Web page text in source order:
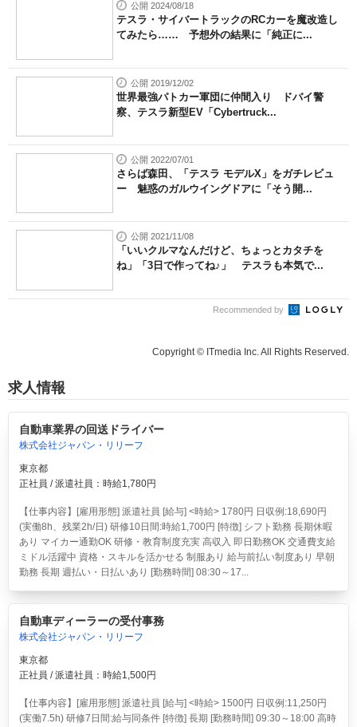
公開 2024/08/18
テスラ・サイバートラックのRCカーを魔改造し
てみたら…… 予想外の結果に「純正に...
公開 2019/12/02
世界最強パトカー軍団に仲間入り ドバイ警
察、テスラ新型EV「Cybertruck...
公開 2022/07/01
さらば森田、「テスラ モデルX」をガチレビュ
ー 魅惑のガルウイングドアに「そう開...
公開 2021/11/08
「いいクルマなんだけど、ちょっとカタチを
ね」「3日で作ってね♪」 テスラも本気で...
Recommended by
Copyright © ITmedia Inc. All Rights Reserved.
求人情報
自動車業界の回送ドライバー
株式会社ジャパン・リリーフ
東京都
正社員 / 派遣社員：時給1,780円
【仕事内容】[雇用形態] 派遣社員 [給与] <時給> 1780円 日収例:18,690円
(実働8h、残業2h/日) 研修10日間:時給1,700円 [特徴] シフト勤務 長期休暇
あり マイカー通勤OK 研修・教育制度充実 高収入 即日勤務OK 交通費支給
ミドル活躍中 資格・スキルを活かせる 制服あり 給与前払い制度あり 早朝
勤務 長期 週払い・日払いあり [勤務時間] 08:30～17...
自動車ディーラーの受付事務
株式会社ジャパン・リリーフ
東京都
正社員 / 派遣社員：時給1,500円
【仕事内容】[雇用形態] 派遣社員 [給与] <時給> 1500円 日収例:11,250円
(実働7.5h) 研修7日間:給与同条件 [特徴] 長期 [勤務時間] 09:30～18:00 高時